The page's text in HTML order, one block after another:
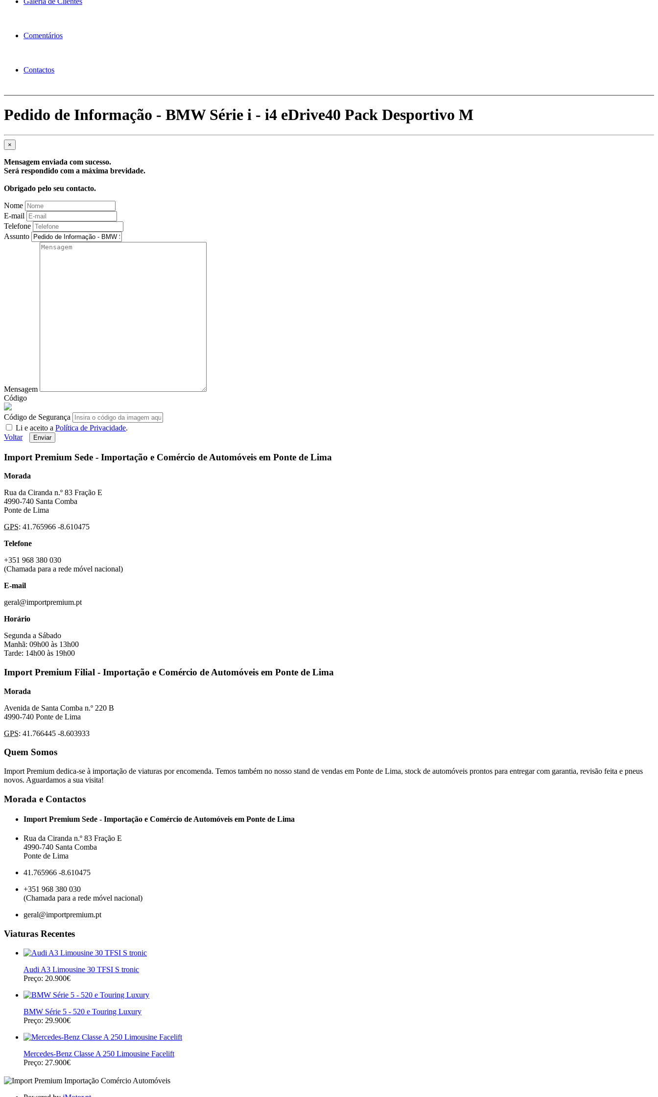
Comentários
Contactos
Pedido de Informação - BMW Série i - i4 eDrive40 Pack Desportivo M
×
Mensagem enviada com sucesso.
Será respondido com a máxima brevidade.
Obrigado pelo seu contacto.
Nome
E-mail
Telefone
Assunto
Mensagem
Código
Código de Segurança
Li e aceito a Política de Privacidade.
Voltar
Enviar
Import Premium Sede - Importação e Comércio de Automóveis em Ponte de Lima
Morada
Rua da Ciranda n.º 83 Fração E
4990-740 Santa Comba
Ponte de Lima
GPS: 41.765966 -8.610475
Telefone
+351 968 380 030
(Chamada para a rede móvel nacional)
E-mail
geral@importpremium.pt
Horário
Segunda a Sábado
Manhã: 09h00 às 13h00
Tarde: 14h00 às 19h00
Import Premium Filial - Importação e Comércio de Automóveis em Ponte de Lima
Morada
Avenida de Santa Comba n.º 220 B
4990-740 Ponte de Lima
GPS: 41.766445 -8.603933
Quem Somos
Import Premium dedica-se à importação de viaturas por encomenda. Temos também no nosso stand de vendas em Ponte de Lima, stock de automóveis prontos para entregar com garantia, revisão feita e pneus
novos. Aguardamos a sua visita!
Morada e Contactos
Import Premium Sede - Importação e Comércio de Automóveis em Ponte de Lima
Rua da Ciranda n.º 83 Fração E
4990-740 Santa Comba
Ponte de Lima
41.765966 -8.610475
+351 968 380 030
(Chamada para a rede móvel nacional)
geral@importpremium.pt
Viaturas Recentes
Audi A3 Limousine 30 TFSI S tronic
Preço: 20.900€
BMW Série 5 - 520 e Touring Luxury
Preço: 29.900€
Mercedes-Benz Classe A 250 Limousine Facelift
Preço: 27.900€